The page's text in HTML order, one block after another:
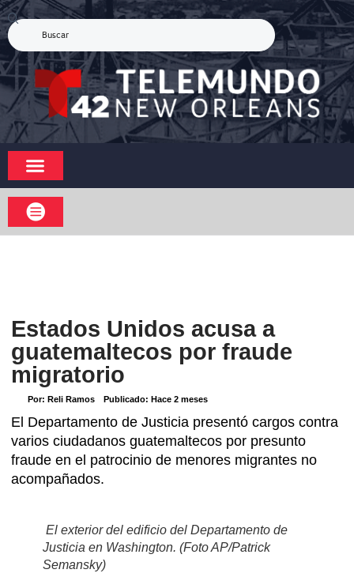
Estados Unidos acusa a
guatemaltecos por fraude
migratorio
Por: Reli Ramos Publicado: Hace 2 meses
El Departamento de Justicia presentó cargos contra
varios ciudadanos guatemaltecos por presunto
fraude en el patrocinio de menores migrantes no
acompañados.
El exterior del edificio del Departamento de
Justicia en Washington. (Foto AP/Patrick
Semansky)